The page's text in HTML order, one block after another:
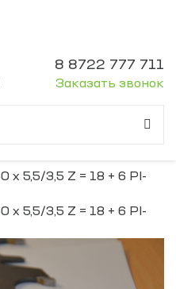
8 8722 777 711
Заказать звонок